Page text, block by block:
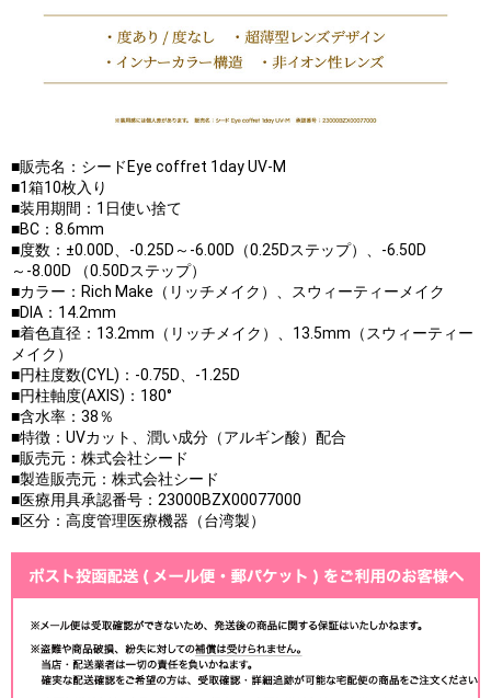
■販売名：シードEye coffret 1day UV-M
■1箱10枚入り
■装用期間：1日使い捨て
■BC：8.6mm
■度数：±0.00D、-0.25D～-6.00D（0.25Dステップ）、-6.50D
～-8.00D （0.50Dステップ）
■カラー：Rich Make（リッチメイク）、スウィーティーメイク
■DIA：14.2mm
■着色直径：13.2mm（リッチメイク）、13.5mm（スウィーティー
メイク）
■円柱度数(CYL)：-0.75D、-1.25D
■円柱軸度(AXIS)：180°
■含水率：38％
■特徴：UVカット、潤い成分（アルギン酸）配合
■販売元：株式会社シード
■製造販売元：株式会社シード
■医療用具承認番号：23000BZX00077000
■区分：高度管理医療機器（台湾製）